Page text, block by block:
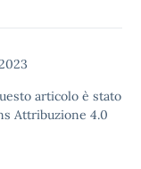
articolo è stato
Attribuzione 4.0